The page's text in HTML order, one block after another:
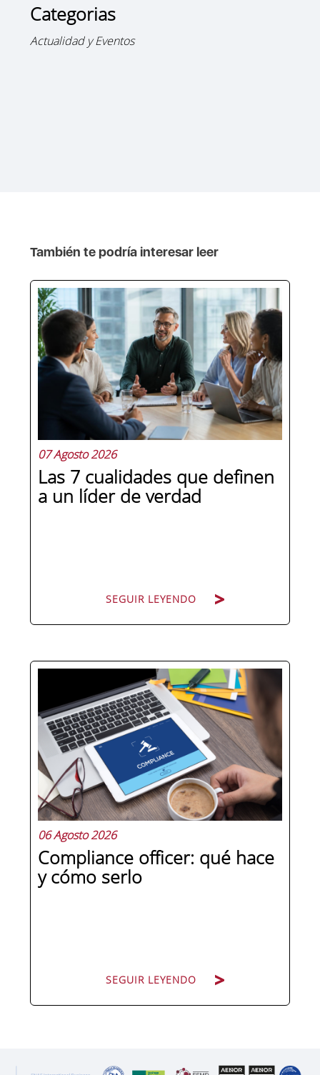
Categorias
Actualidad y Eventos
También te podría interesar leer
07 Agosto 2026
Las 7 cualidades que definen
a un líder de verdad
SEGUIR LEYENDO
Hay personas que ocupan puestos de
dirección y hay personas que lideran.
La diferencia no está en el cargo ni en
la antigüedad, sino en un conjunto de
competencias que se pueden
aprender, practicar y medir. Si te
preguntas qué separa a un directivo...
06 Agosto 2026
Compliance officer: qué hace
y cómo serlo
SEGUIR LEYENDO
en la estructura corporativa española